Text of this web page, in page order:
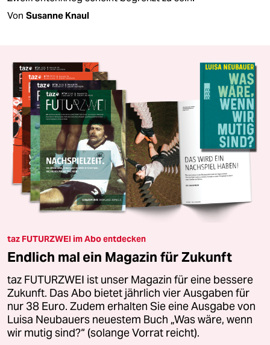
Von Susanne Knaul
taz FUTURZWEI im Abo entdecken
Endlich mal ein Magazin für Zukunft
taz FUTURZWEI ist unser Magazin für eine bessere
Zukunft. Das Abo bietet jährlich vier Ausgaben für
nur 38 Euro. Zudem erhalten Sie eine Ausgabe von
Luisa Neubauers neuestem Buch „Was wäre, wenn
wir mutig sind?“ (solange Vorrat reicht).